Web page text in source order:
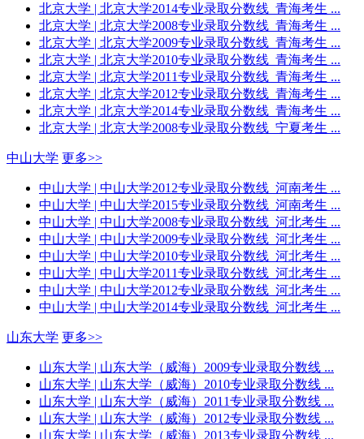
北京大学 | 北京大学2014专业录取分数线_青海考生 ...
北京大学 | 北京大学2008专业录取分数线_青海考生 ...
北京大学 | 北京大学2009专业录取分数线_青海考生 ...
北京大学 | 北京大学2010专业录取分数线_青海考生 ...
北京大学 | 北京大学2011专业录取分数线_青海考生 ...
北京大学 | 北京大学2012专业录取分数线_青海考生 ...
北京大学 | 北京大学2014专业录取分数线_青海考生 ...
北京大学 | 北京大学2008专业录取分数线_宁夏考生 ...
中山大学 更多>>
中山大学 | 中山大学2012专业录取分数线_河南考生 ...
中山大学 | 中山大学2015专业录取分数线_河南考生 ...
中山大学 | 中山大学2008专业录取分数线_河北考生 ...
中山大学 | 中山大学2009专业录取分数线_河北考生 ...
中山大学 | 中山大学2010专业录取分数线_河北考生 ...
中山大学 | 中山大学2011专业录取分数线_河北考生 ...
中山大学 | 中山大学2012专业录取分数线_河北考生 ...
中山大学 | 中山大学2014专业录取分数线_河北考生 ...
山东大学 更多>>
山东大学 | 山东大学（威海）2009专业录取分数线 ...
山东大学 | 山东大学（威海）2010专业录取分数线 ...
山东大学 | 山东大学（威海）2011专业录取分数线 ...
山东大学 | 山东大学（威海）2012专业录取分数线 ...
山东大学 | 山东大学（威海）2013专业录取分数线 ...